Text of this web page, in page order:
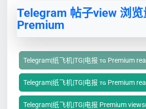
Telegram 帖子view 浏览
Premium
Telegram|纸飞机|TG|电报 ᴛɢ Premium
Telegram|纸飞机|TG|电报 ᴛɢ Premium
Telegram|纸飞机|TG|电报 Premium